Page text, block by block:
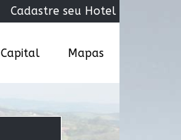
Cadastre seu Hotel
Mapas
Capital